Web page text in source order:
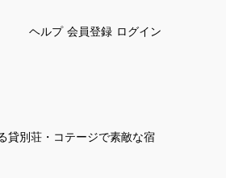
ヘルプ 会員登録 ログイン
貸別荘・コテージで素敵な宿